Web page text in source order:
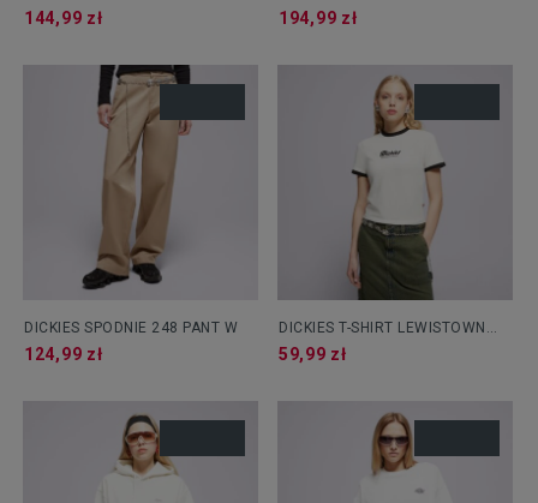
DENIM W
144,99 zł SWEATER W
194,99 zł
DICKIES SPODNIE 248 PANT W
124,99 zł
DICKIES T-SHIRT LEWISTOWN
RINGER SS TEE W
59,99 zł